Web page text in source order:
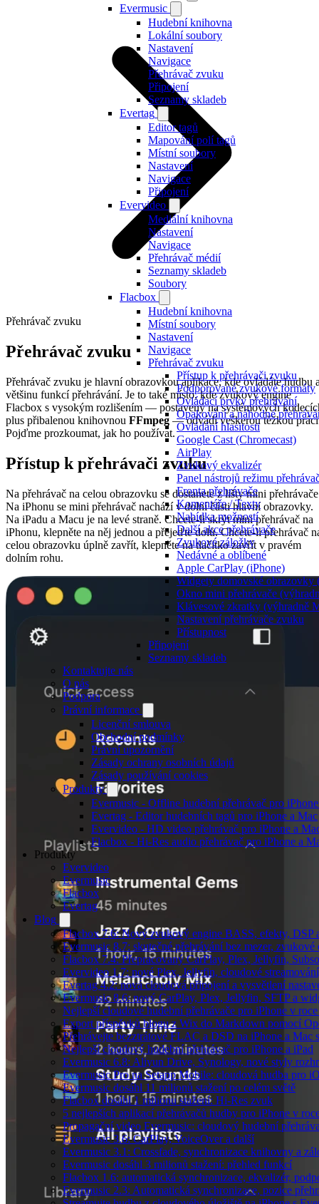
Evermusic
Hudební knihovna
Lokální soubory
Nastavení
Navigace
Přehrávač zvuku
Připojení
Seznamy skladeb
Evertag
Editor tagů
Mapování polí tagů
Místní soubory
Nastavení
Navigace
Připojení
Evervideo
Mediální knihovna
Nastavení
Navigace
Přehrávač médií
Seznamy skladeb
Soubory
Flacbox
Hudební knihovna
Místní soubory
Nastavení
Navigace
Přehrávač zvuku
Přístup k přehrávači zvuku
Podporované zvukové formáty
Ovládací prvky přehrávání
Opakování a náhodné
Ovládání hlasitosti
Google Cast (Chromecast)
AirPlay
Zvukový ekvalizér
Panel nástrojů režimu
Fronta přehrávače
Komentáře / Texty
Nabídka možností
Další akce přehrávače
Zvukové záložky
Nedávné a oblíbené
Apple CarPlay (iPhone)
Widgety domovské obrazovky
Okno mini přehrávače
Klávesové zkratky (výhradně
Nastavení přehrávače zvuku
Přístupnost
Připojení
Seznamy skladeb
Kontaktujte nás
O nás
Podpora
Právní informace
Licenční smlouva
Obchodní podmínky
Právní upozornění
Zásady ochrany osobních údajů
Zásady používání cookies
Produkty
Evermusic - Offline hudební přehrávač pro
Evertag - Editor hudebních tagů pro iPhone a Mac
Evervideo - HD video přehrávač pro iPhone a
Flacbox - Hi-Res audio přehrávač pro iPhone a
Produkty
Evervideo
Evermusic
Flacbox
Evertag
Blog
Flacbox 7.6: Nový zvukový engine BASS, efekty, DSP
Evermusic 8.7: skutečné přehrávání bez mezer,
Flacbox 7.4: Přepracovaný CarPlay, Plex, Jellyfin,
Evervideo 1.7: nové Plex, Jellyfin, cloudové
Evertag 4.2: nová cloudová připojení a vysvětlení
Evermusic 8.6: nový CarPlay, Plex, Jellyfin, SFTP a
Nejlepší cloudové hudební přehrávače pro iPhone v
Export příspěvků blogu z Wix do Markdown pomocí
Přehrávejte bezztrátové FLAC a DSD na iPhone a Mac
Nejlepší cloudový hudební přehrávač pro iPhone a iPad
Evermusic 6.8: Aliyun Drive, Synology, nové styly
Evermusic Pro na Setapp Mobile: cloudová hudba pro
Evermusic dosáhl 11 milionů stažení po celém světě
Flacbox dosáhl 1 milionu stažení: Hi-Res zvuk
5 nejlepších aplikací přehrávačů hudby pro iPhone v
Propagační video Evermusic: cloudový hudební
Evermusic 3.6: CarPlay, VoiceOver a další
Evermusic 3.1: Crossfade, synchronizace knihovny a
Evermusic dosáhl 3 milionů stažení: přehled funkcí
Flacbox 1.6: automatická synchronizace, ekvalizér,
Evermusic 2.3: Automatická synchronizace, pozice
Přehrávač zvuku
Přehrávač zvuku
Přehrávač zvuku je hlavní obrazovkou aplikace, kde ovládáte hudbu
většinu funkcí přehrávání. Je to také místo, kde zvukový engine
Flacbox s vysokým rozlišením — postavený na systémových
plus přibalenou knihovnou FFmpeg — odvádí veškerou těžkou
Pojďme prozkoumat, jak ho používat.
Přístup k přehrávači zvuku
Na přehrávač na celou obrazovku se dostanete z lišty mini
Na iPhonu se mini přehrávač nachází v dolní části hlavní obrazovky.
Na iPadu a Macu je na levé straně. Chcete-li skrýt mini přehrávač na
iPhonu, klepněte na něj jednou a přejeďte dolů. Chcete-li přehrávač
celou obrazovku úplně zavřít, klepněte na tlačítko zavřít v pravém
dolním rohu.